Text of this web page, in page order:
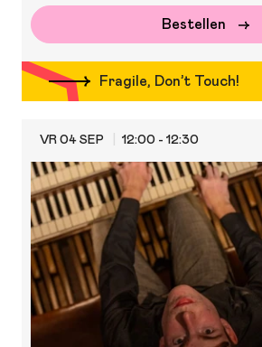
Bestellen
Fragile, Don’t Touch!
VR 04 SEP 12:00 - 12:30